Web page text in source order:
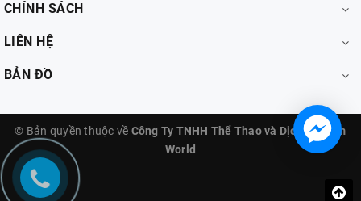
CHÍNH SÁCH
LIÊN HỆ
BẢN ĐỒ
© Bản quyền thuộc về Công Ty TNHH Thể Thao và Dịch Vụ Aum
World